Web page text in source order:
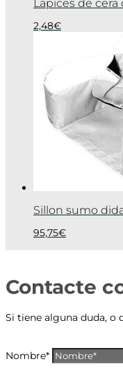
Lapices de
2,48€
Sillon sumo
95,75€
Contacte
Si tiene alguna duda,
Nombre*